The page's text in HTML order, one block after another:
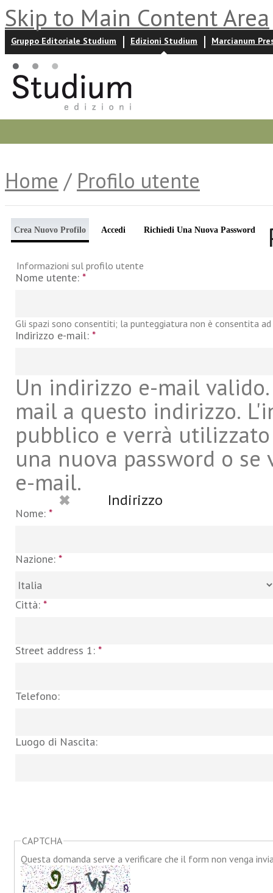
Skip to Main Content Area
Gruppo Editoriale Studium Edizioni Studium Marcianum
Home / Profilo utente
Crea Nuovo Profilo Accedi Richiedi Una Nuova Password
Informazioni sul profilo utente
Nome utente: *
Gli spazi sono consentiti; la punteggiatura non è consentita
Indirizzo e-mail: *
Un indirizzo e-mail
mail a questo indirizzo.
pubblico e verrà
una nuova password o
e-mail.
Indirizzo
Nome: *
Nazione: *
Città: *
Street address 1: *
Telefono:
Luogo di Nascita:
CAPTCHA
Questa domanda serve a verificare che il form non venga